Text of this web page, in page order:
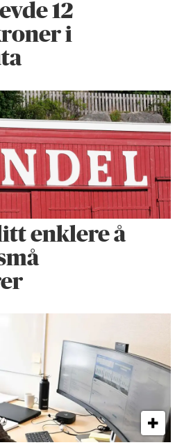
12
i
enklere å